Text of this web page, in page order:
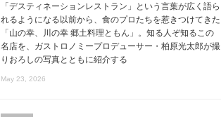
「デスティネーションレストラン」という言葉が広く語ら
れるようになる以前から、食のプロたちを惹きつけてきた
「山の幸、川の幸 郷土料理ともん」。知る人ぞ知るこの
名店を、ガストロノミープロデューサー・柏原光太郎が撮
りおろしの写真とともに紹介する
May 23, 2026